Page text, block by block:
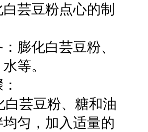
芸豆粉点心的制
膨化白芸豆粉、
等。
白芸豆粉、糖和油
匀，加入适量的